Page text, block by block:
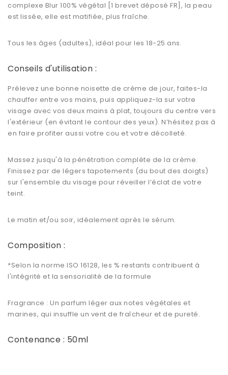
complexe Blur 100% végétal [1 brevet déposé FR], la peau
est lissée, elle est matifiée, plus fraîche.
Tous les âges (adultes), idéal pour les 18-25 ans.
Conseils d'utilisation :
Prélevez une bonne noisette de crème de jour, faites-la
chauffer entre vos mains, puis appliquez-la sur votre
visage avec vos deux mains à plat, toujours du centre vers
l'extérieur (en évitant le contour des yeux). N’hésitez pas à
en faire profiter aussi votre cou et votre décolleté.
Massez jusqu'à la pénétration complète de la crème.
Finissez par de légers tapotements (du bout des doigts)
sur l'ensemble du visage pour réveiller l’éclat de votre
teint.
Le matin et/ou soir, idéalement après le sérum.
Composition :
*Selon la norme ISO 16128, les % restants contribuent à
l'intégrité et la sensorialité de la formule
Fragrance : Un parfum léger aux notes végétales et
marines, qui insuffle un vent de fraîcheur et de pureté.
Contenance : 50ml